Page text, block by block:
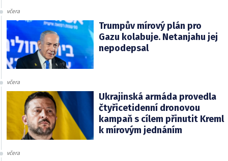
včera
Trumpův mírový plán pro
Gazu kolabuje. Netanjahu jej
nepodepsal
včera
Ukrajinská armáda provedla
čtyřicetidenní dronovou
kampaň s cílem přinutit Kreml
k mírovým jednáním
včera